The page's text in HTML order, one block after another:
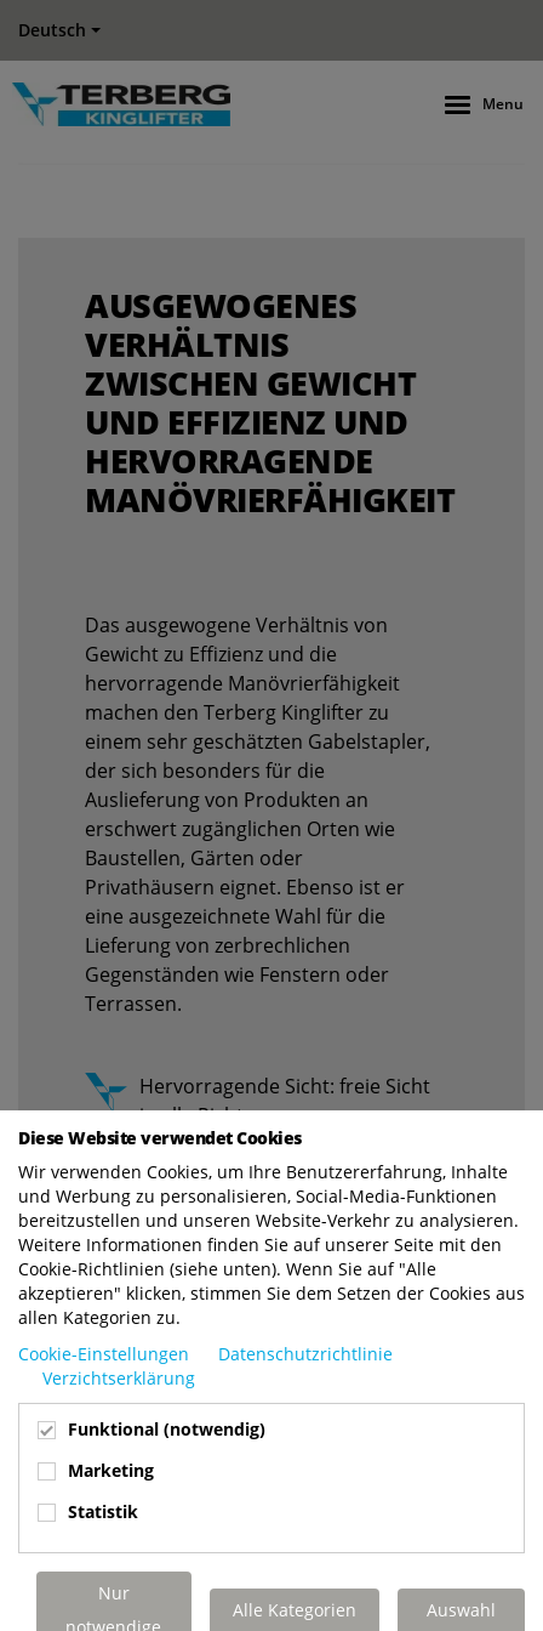
Deutsch
Menu
AUSGEWOGENES
VERHÄLTNIS
ZWISCHEN GEWICHT
UND EFFIZIENZ UND
HERVORRAGENDE
MANÖVRIERFÄHIGKEIT
Das ausgewogene Verhältnis von
Gewicht zu Effizienz und die
hervorragende Manövrierfähigkeit
machen den Terberg Kinglifter zu
einem sehr geschätzten Gabelstapler,
der sich besonders für die
Auslieferung von Produkten an
erschwert zugänglichen Orten wie
Baustellen, Gärten oder
Privathäusern eignet. Ebenso ist er
eine ausgezeichnete Wahl für die
Lieferung von zerbrechlichen
Gegenständen wie Fenstern oder
Terrassen.
Hervorragende Sicht: freie Sicht
in alle Richtungen
Manövrierfähigkeit
Einseitiges Be- und Entladen
Hohe Hubkapazität im
Verhältnis zum Eigengewicht
Ausgezeichnete
Fahreigenschaften
Leistungsstarker Antrieb
IHR KINGLIFTER PERFEKT AUF IHRE
Diese Website verwendet Cookies
Wir verwenden Cookies, um Ihre Benutzererfahrung, Inhalte
und Werbung zu personalisieren, Social-Media-Funktionen
bereitzustellen und unseren Website-Verkehr zu analysieren.
Weitere Informationen finden Sie auf unserer Seite mit den
Cookie-Richtlinien (siehe unten). Wenn Sie auf "Alle
akzeptieren" klicken, stimmen Sie dem Setzen der Cookies aus
allen Kategorien zu.
Cookie-Einstellungen
Datenschutzrichtlinie
Verzichtserklärung
Funktional (notwendig)
Marketing
Statistik
Nur
notwendige
Alle Kategorien
Auswahl